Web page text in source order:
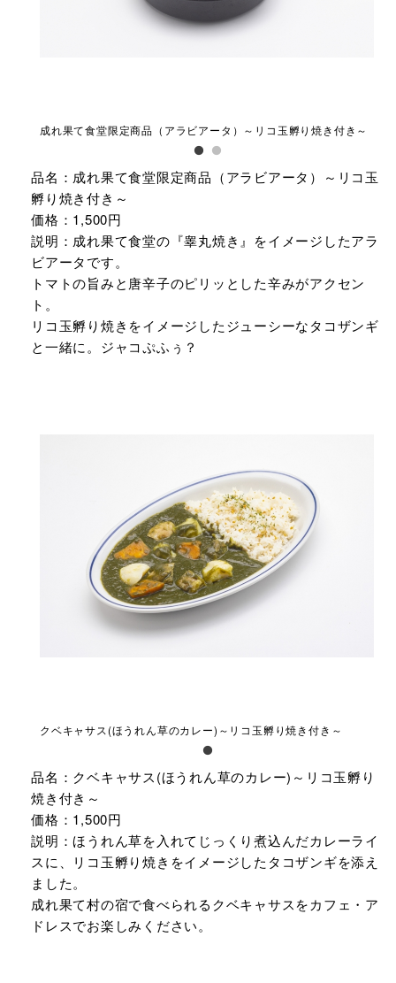
成れ果て食堂限定商品（アラビアータ）～リコ玉孵り焼き付き～
品名：成れ果て食堂限定商品（アラビアータ）～リコ玉
孵り焼き付き～
価格：1,500円
説明：成れ果て食堂の『睾丸焼き』をイメージしたアラ
ビアータです。
トマトの旨みと唐辛子のピリッとした辛みがアクセン
ト。
リコ玉孵り焼きをイメージしたジューシーなタコザンギ
と一緒に。ジャコぷふぅ？
クベキャサス(ほうれん草のカレー)～リコ玉孵り焼き付き～
品名：クベキャサス(ほうれん草のカレー)～リコ玉孵り
焼き付き～
価格：1,500円
説明：ほうれん草を入れてじっくり煮込んだカレーライ
スに、リコ玉孵り焼きをイメージしたタコザンギを添え
ました。
成れ果て村の宿で食べられるクベキャサスをカフェ・ア
ドレスでお楽しみください。